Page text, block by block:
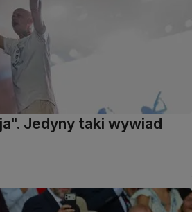
Jedyny taki wywiad